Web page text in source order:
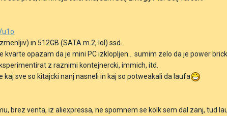
in 512GB (SATA m.2, lol) ssd.
kvarte opazam da je mini PC izklopljen... sumim zelo da je power
z raznimi kontejnercki, immich, itd.
kaj sve so kitajcki nanj nasneli in kaj so potweakali da laufa
brez venta, iz aliexpressa, ne spomnem se kolk sem dal zanj, tud